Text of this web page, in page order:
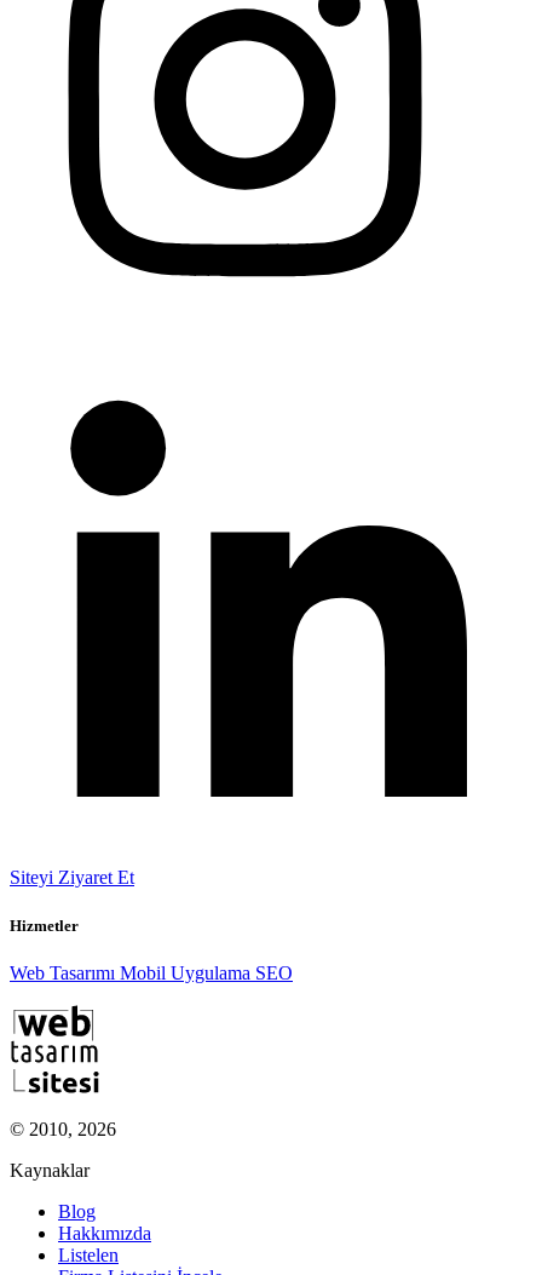
Siteyi Ziyaret Et
Hizmetler
Web Tasarımı Mobil Uygulama SEO
© 2010, 2026
Kaynaklar
Blog
Hakkımızda
Listelen